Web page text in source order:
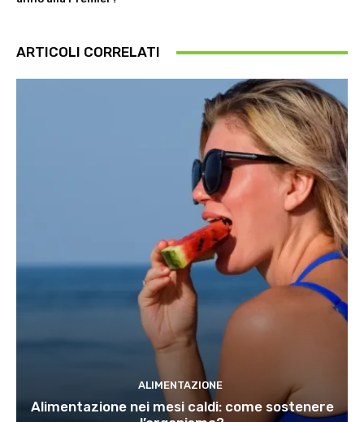
ARTICOLI CORRELATI
ALIMENTAZIONE
Alimentazione nei mesi caldi: come sostenere